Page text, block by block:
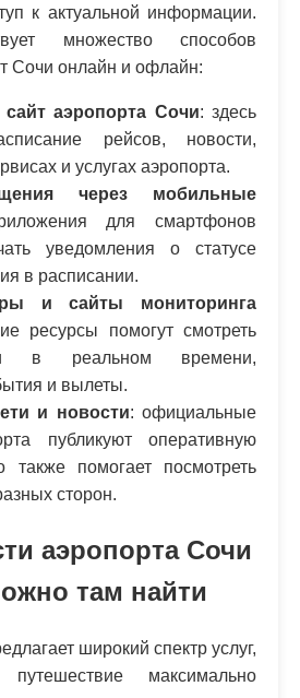
к актуальной информации.
множество способов
Сочи онлайн и офлайн:
аэропорта Сочи: здесь
рейсов, новости,
и услугах аэропорта.
через мобильные
для смартфонов
уведомления о статусе
в расписании.
и сайты мониторинга
ресурсы помогут смотреть
в реальном времени,
и вылеты.
и новости: официальные
публикуют оперативную
также помогает посмотреть
сторон.
аэропорта Сочи
там найти
широкий спектр услуг,
максимально